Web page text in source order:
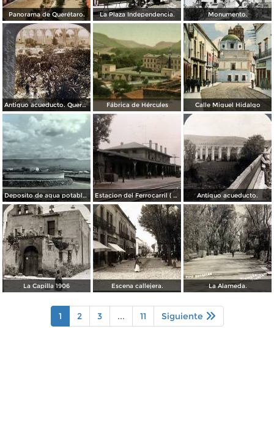
Panorama de Querétaro. La Plaza Independencia. Monumento.
Antiguo acueducto. Querétaro Fábrica de Hércules Calle Miguel Hidalgo
Deposito de agua potable ( Circulada el 11 de Diciembre de 1920 ). Estacion del Ferrocarril ( Circulada el 19 de Diciembre de 1927 ). Antiguo acueducto.
La Capilla 1906 Escena callejera. La Alameda.
1 2 3 ... 11 Siguiente